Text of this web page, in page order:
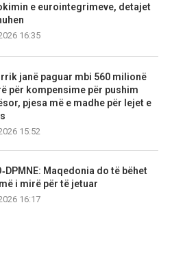
e eurointegrimeve, detajet
16:35
janë paguar mbi 560 milionë
për kompensime për pushim
pjesa më e madhe për lejet e
15:52
Maqedonia do të bëhet
i mirë për të jetuar
16:17